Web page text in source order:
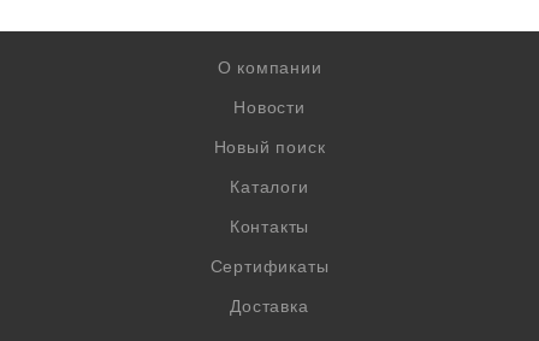
О компании
Новости
Новый поиск
Каталоги
Контакты
Сертификаты
Доставка